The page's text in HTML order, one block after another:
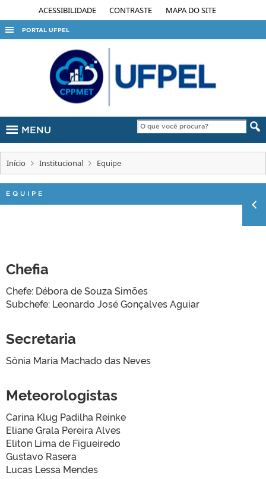
ACESSIBILIDADE CONTRASTE MAPA DO SITE
PORTAL UFPEL
ACESSO À INFORMAÇÃO
AUDITORIA
EDITAIS
INTERNACIONAL
PORTARIAS
MENU
Início Institucional Equipe
EQUIPE
Chefia
Chefe: Débora de Souza Simões
Subchefe: Leonardo José Gonçalves Aguiar
Secretaria
Sônia Maria Machado das Neves
Meteorologistas
Carina Klug Padilha Reinke
Eliane Grala Pereira Alves
Eliton Lima de Figueiredo
Gustavo Rasera
Lucas Lessa Mendes